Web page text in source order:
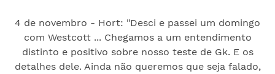
4 de novembro - Hort: "Desci e passei um domingo
com Westcott ... Chegamos a um entendimento
distinto e positivo sobre nosso teste de Gk. E os
detalhes dele. Ainda não queremos que seja falado,